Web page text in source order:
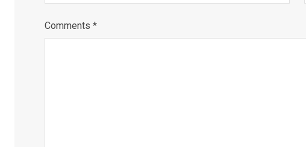
Comments *